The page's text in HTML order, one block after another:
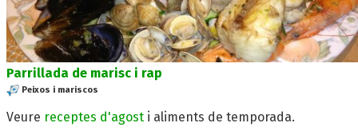
Parrillada de marisc i rap
Peixos i mariscos
Veure receptes d'agost i aliments de temporada.